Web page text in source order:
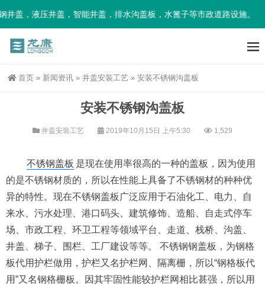
盖，液压井盖，智能井盖，排水沟盖板，水篦子等市政道路设施。
首页 » 新闻资讯 » 井盖安装工艺 » 安装不锈钢沟盖板
安装不锈钢沟盖板
井盖安装工艺 2019年10月15日 上午5:30 1,529
不锈钢盖板 是现在使用率很高的一种的盖板，因为使用
的是不锈钢材质的，所以在性能上具备了不锈钢材的种种优
异的特性。现在不锈钢盖板广泛应用于石油化工、电力、自
来水、污水处理、港口码头、建筑修饰、造船、自走式停车
场、市政工程、环卫工程等领域平台、走道、栈桥、沟盖、
井盖、梯子、围栏、工厂建设等等。 不锈钢钢盖板，为钢格
板代用护栏做用，护栏又名护栏网、隔离栅，所以“钢格板代
用”又名钢格栅板。因其牢固性能较护栏网相比甚强，所以用